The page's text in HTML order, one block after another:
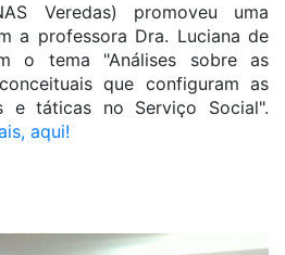
Veredas) promoveu uma
a professora Dra. Luciana de
o tema "Análises sobre as
que configuram as
e táticas no Serviço Social".
aqui!